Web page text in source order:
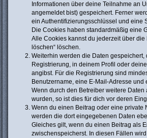
Informationen über deine Teilnahme an
angemeldet bist) gespeichert. Ferner
ein Authentifizierungsschlüssel und eine
Die Cookies haben standardmäßig eine
Alle Cookies kannst du jederzeit über die
löschen“ löschen.
Weiterhin werden die Daten gespeichert,
Registrierung, in deinem Profil oder
angibst. Für die Registrierung sind
Benutzername, eine E-Mail-Adresse und
Wenn durch den Betreiber weitere
wurden, so ist dies für dich vor deren
Wenn du einen Beitrag oder eine private
werden die dort eingegebenen Daten
Gleiches gilt, wenn du einen Beitrag als
zwischenspeicherst. In diesen Fällen